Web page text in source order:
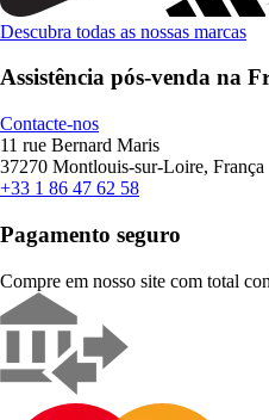
Descubra todas as nossas marcas
Assistência pós-venda na
Contacte-nos
11 rue Bernard Maris
37270 Montlouis-sur-Loire, França
+33 1 86 47 62 58
Pagamento seguro
Compre em nosso site com total